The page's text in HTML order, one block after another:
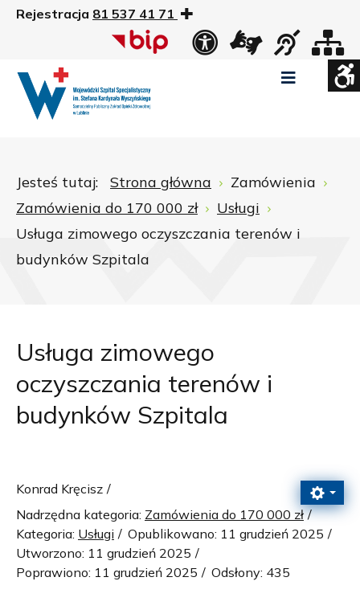
Rejestracja 81 537 41 71
Widok
Jesteś tutaj: Strona główna
Zamówienia
Zamówienia do 170 000 zł
Usługi
Usługa zimowego oczyszczania terenów i
budynków Szpitala
Usługa zimowego
oczyszczania terenów i
budynków Szpitala
Konrad Kręcisz
Nadrzędna kategoria: Zamówienia do 170 000 zł
Kategoria: Usługi
Opublikowano: 11 grudzień 2025
Utworzono: 11 grudzień 2025
Poprawiono: 11 grudzień 2025
Odsłony: 435